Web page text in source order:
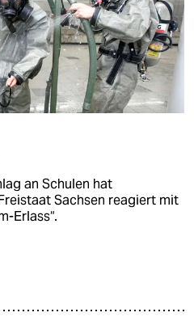
an Schulen hat
Sachsen reagiert mit
Erlass“.